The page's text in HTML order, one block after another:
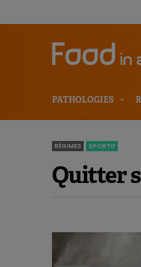
PATHOLOGIES
RÉGIMES SPORTIF
Quitter